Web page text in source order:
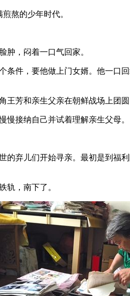
熬的少年时代。
，闷着一口气回家。
，要他做上门女婿。他一口
和亲生父亲在朝鲜战场上团圆
接纳自己并试着理解亲生父母。
弃儿们开始寻亲。最初是到福
，南下了。